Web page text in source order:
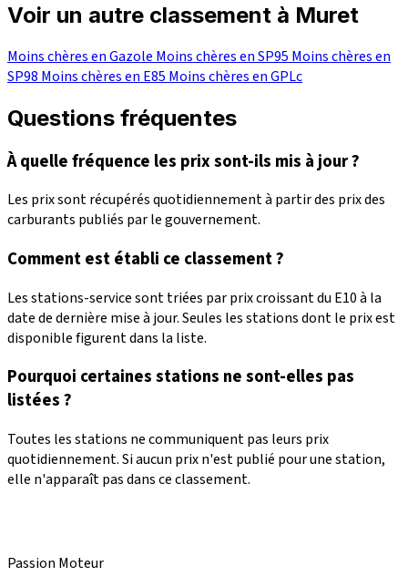
Voir un autre classement à Muret
Moins chères en Gazole Moins chères en SP95 Moins chères en
SP98 Moins chères en E85 Moins chères en GPLc
Questions fréquentes
À quelle fréquence les prix sont-ils mis à jour ?
Les prix sont récupérés quotidiennement à partir des prix des
carburants publiés par le gouvernement.
Comment est établi ce classement ?
Les stations-service sont triées par prix croissant du E10 à la
date de dernière mise à jour. Seules les stations dont le prix est
disponible figurent dans la liste.
Pourquoi certaines stations ne sont-elles pas
listées ?
Toutes les stations ne communiquent pas leurs prix
quotidiennement. Si aucun prix n'est publié pour une station,
elle n'apparaît pas dans ce classement.
Passion Moteur